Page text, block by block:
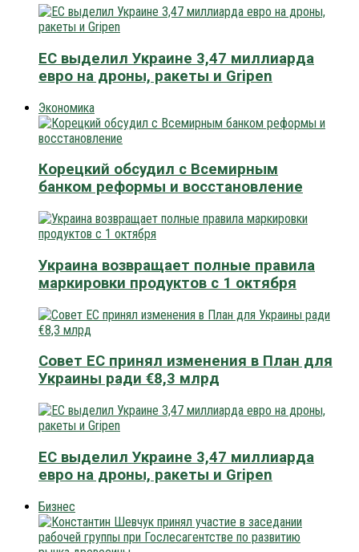
ЕС выделил Украине 3,47 миллиарда
евро на дроны, ракеты и Gripen
Экономика
Корецкий обсудил с Всемирным
банком реформы и восстановление
Украина возвращает полные правила
маркировки продуктов с 1 октября
Совет ЕС принял изменения в План для
Украины ради €8,3 млрд
ЕС выделил Украине 3,47 миллиарда
евро на дроны, ракеты и Gripen
Бизнес